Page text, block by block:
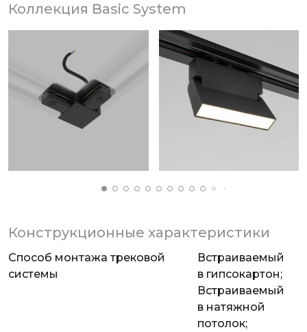
Коллекция Basic System
Конструкционные характеристики
Способ монтажа трековой
системы
Встраиваемый
в гипсокартон;
Встраиваемый
в натяжной
потолок;